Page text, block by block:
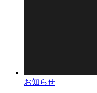
お知らせ